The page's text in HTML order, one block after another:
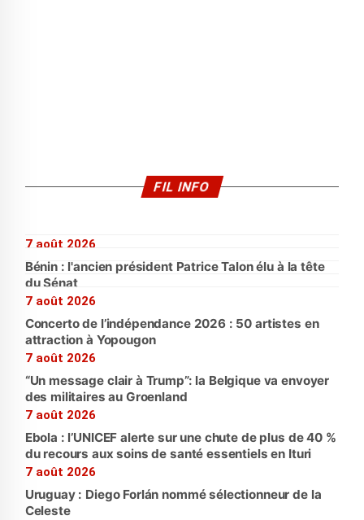
FIL INFO
7 août 2026
Bénin : l'ancien président Patrice Talon élu à la tête
du Sénat
7 août 2026
Concerto de l’indépendance 2026 : 50 artistes en
attraction à Yopougon
7 août 2026
“Un message clair à Trump”: la Belgique va envoyer
des militaires au Groenland
7 août 2026
Ebola : l’UNICEF alerte sur une chute de plus de 40 %
du recours aux soins de santé essentiels en Ituri
7 août 2026
Uruguay : Diego Forlán nommé sélectionneur de la
Celeste